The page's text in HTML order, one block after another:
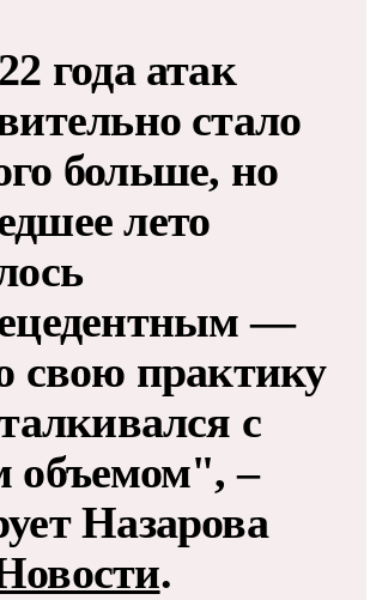
года атак
стало
больше, но
лето
—
свою практику
с
объемом", –
Назарова
​​​.